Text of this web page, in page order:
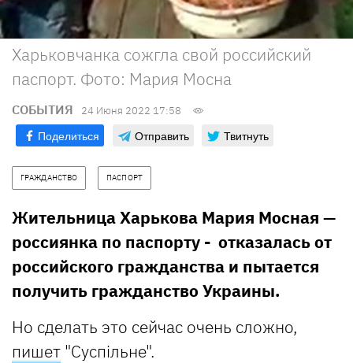
Харьковчанка сожгла свой российский
паспорт. Фото: Мария Мосна
СОБЫТИЯ 24 Июня 2022 17:58
Поделиться Отправить Твитнуть
ГРАЖДАНСТВО ПАСПОРТ
Жительница Харькова Мария Мосная —
россиянка по паспорту - отказалась от
российского гражданства и пытается
получить гражданство Украины.
Но сделать это сейчас очень сложно,
пишет "Суспільне".